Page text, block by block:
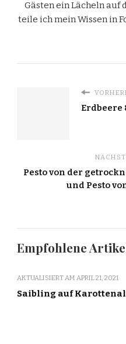
Gästen ein Lächeln auf
teile ich mein Wissen in
Erdbeere
Pesto von der
und Pesto
Empfohlene
AKTUALISIERT AM APRIL 21, 2021
Saibling auf